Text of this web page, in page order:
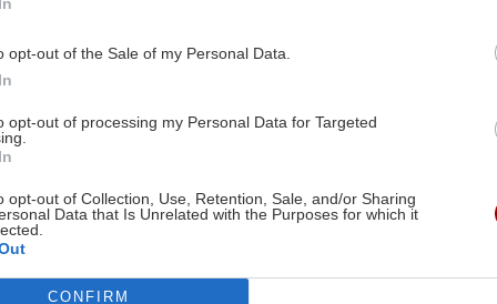
opt-out of the Sale of my Personal Data.
opt-out of processing my Personal Data for Targeted
opt-out of Collection, Use, Retention, Sale, and/or Sharing
Data that Is Unrelated with the Purposes for which it
CONFIRM
20:36
31/08
19:17
ΚΟΣΜΟΣ
σταματήσουν τον Τραμπ
Μαρόκο: Δοκιμάζει δρόμους που
οι ειδήσεις
ΚΡΗΤΗ ΚΡΗΤΗ